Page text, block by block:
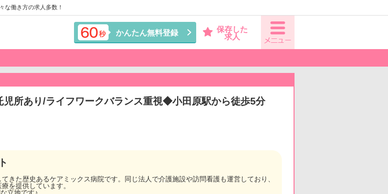
な働き方の求人多数！
かんたん無料登録
保存した
求人
児所あり/ライフワークバランス重視◆小田原駅から徒歩5分
きた歴史あるケアミックス病院です。同じ法人で介護施設や訪問看護も運営しており、
を提供しています。